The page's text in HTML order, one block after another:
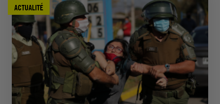
ACTUALITÉ